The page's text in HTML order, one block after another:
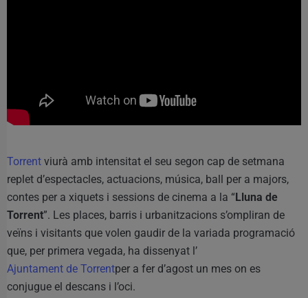
Torrent viurà amb intensitat el seu segon cap de setmana
replet d’espectacles, actuacions, música, ball per a majors,
contes per a xiquets i sessions de cinema a la “Lluna de
Torrent”. Les places, barris i urbanitzacions s’ompliran de
veïns i visitants que volen gaudir de la variada programació
que, per primera vegada, ha dissenyat l’
Ajuntament de Torrentper a fer d’agost un mes on es
conjugue el descans i l’oci.